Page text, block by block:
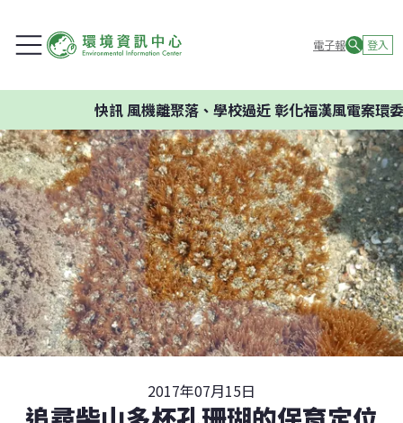
電子報 登入
風機離聚落、學校過近 彰化福漢風電案環委建議
2017年07月15日